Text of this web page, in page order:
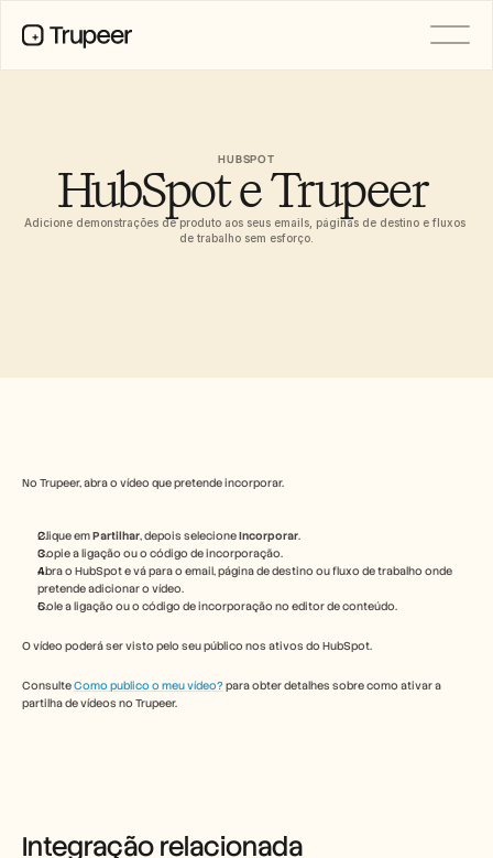
HUBSPOT
HubSpot e Trupeer
Adicione demonstrações de produto aos seus emails, páginas de destino e fluxos
de trabalho sem esforço.
No Trupeer, abra o vídeo que pretende incorporar.
Clique em Partilhar, depois selecione Incorporar.
Copie a ligação ou o código de incorporação.
Abra o HubSpot e vá para o email, página de destino ou fluxo de trabalho onde
pretende adicionar o vídeo.
Cole a ligação ou o código de incorporação no editor de conteúdo.
O vídeo poderá ser visto pelo seu público nos ativos do HubSpot.
Consulte Como publico o meu vídeo? para obter detalhes sobre como ativar a
partilha de vídeos no Trupeer.
Integração relacionada
Tradução
Base de Conhecimento
Avatares de IA
Industry
Announcement
Partner Program
CASOS DE UTILIZAÇÃO
Gestão da Mudança
Pré-venda
Sucesso do Cliente
Formação